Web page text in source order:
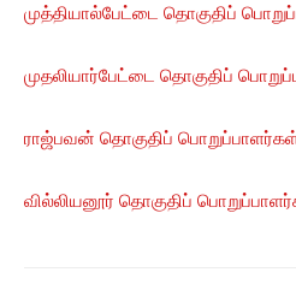
முத்தியால்பேட்டை தொகுதிப்
முதலியார்பேட்டை தொகுதிப்
ராஜ்பவன் தொகுதிப்
வில்லியனூர் தொகுதிப்